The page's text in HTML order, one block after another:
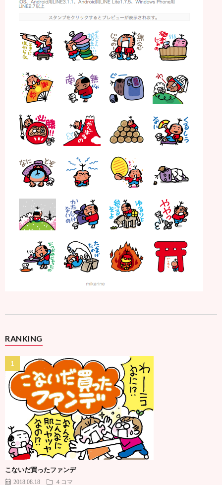
RANKING
こないだ買ったファンデ
2018.08.18 ４コマ